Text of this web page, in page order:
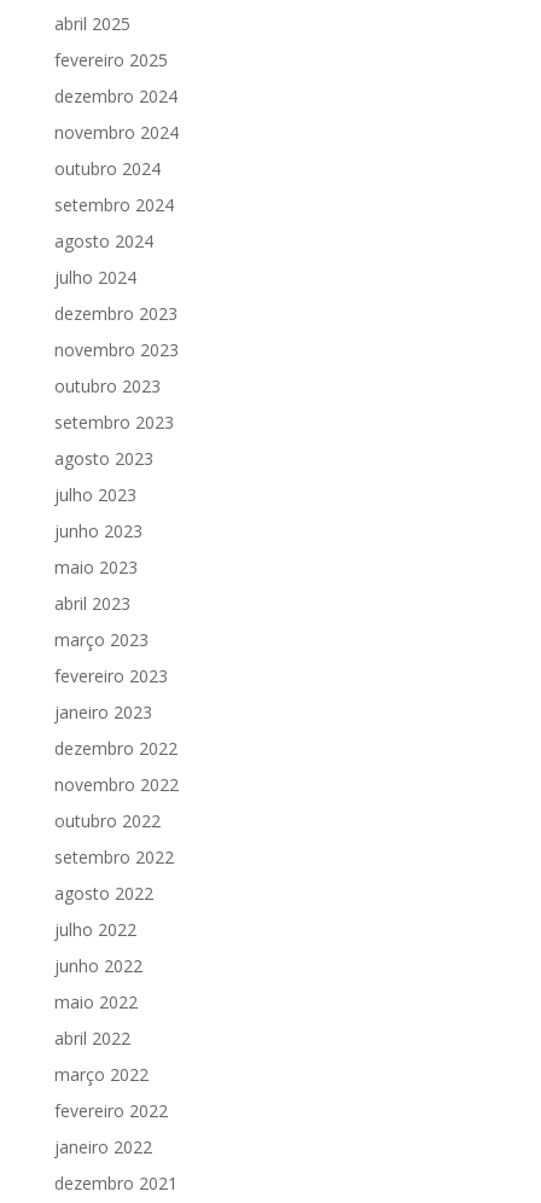
abril 2025
fevereiro 2025
dezembro 2024
novembro 2024
outubro 2024
setembro 2024
agosto 2024
julho 2024
dezembro 2023
novembro 2023
outubro 2023
setembro 2023
agosto 2023
julho 2023
junho 2023
maio 2023
abril 2023
março 2023
fevereiro 2023
janeiro 2023
dezembro 2022
novembro 2022
outubro 2022
setembro 2022
agosto 2022
julho 2022
junho 2022
maio 2022
abril 2022
março 2022
fevereiro 2022
janeiro 2022
dezembro 2021